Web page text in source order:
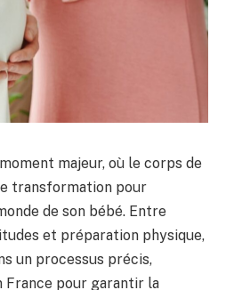
majeur, où le corps de
transformation pour
de son bébé. Entre
et préparation physique,
un processus précis,
pour garantir la